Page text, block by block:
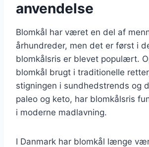
anvendelse
Blomkål har været en del af
århundreder, men det er først i
blomkålsris er blevet populært.
blomkål brugt i traditionelle
stigningen i sundhedstrends og
paleo og keto, har blomkålsris
i moderne madlavning.
I Danmark har blomkål længe